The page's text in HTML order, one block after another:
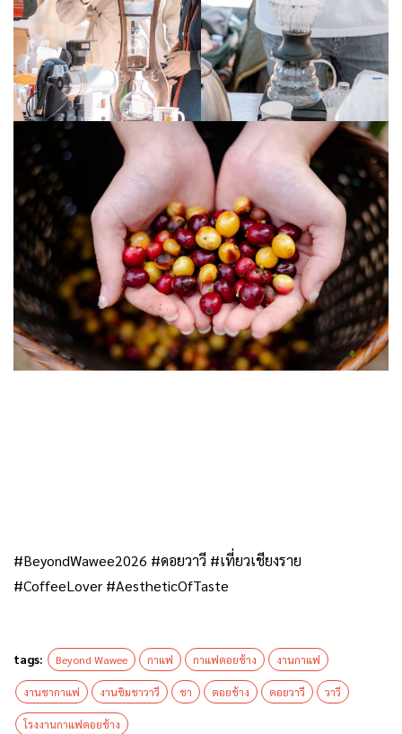
#BeyondWawee2026 #ดอยวาวี #เที่ยวเชียงราย
#CoffeeLover #AestheticOfTaste
tags: Beyond Wawee กาแฟ กาแฟดอยช้าง งานกาแฟ
งานชากาแฟ งานชิมชาวาวี ชา ดอยช้าง ดอยวาวี วาวี
โรงงานกาแฟดอยช้าง